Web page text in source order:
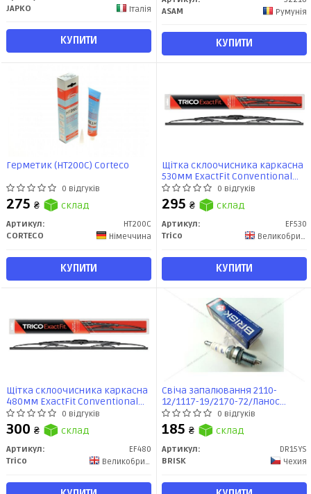
JAPKO
Італія
КУПИТИ
ASAM
Румунія
КУПИТИ
Герметик (HT200C) Corteco
0 відгуків
275 ₴ склад
Артикул:
HT200C
CORTECO
Німеччина
КУПИТИ
Щітка склоочисника каркасна
530мм ExactFit Сonventional
(EF530) TRICO0 відгуків
295 ₴ склад
Артикул:
EF530
Trico
Великобритания
КУПИТИ
Щітка склоочисника каркасна
480мм ExactFit Сonventional
(EF480) TRICO0 відгуків
300 ₴ склад
Артикул:
EF480
Trico
Великобритания
Свіча запалювання 2110-
12/1117-19/2170-72/Ланос
(16кл) інж (зазор 0,7мм) з
резистором (п/газ)(ключ 16) (к-
т 4 шт) SILVER BRISK (DR15YS)
BRISK
0 відгуків
185 ₴ склад
Артикул:
DR15YS
BRISK
Чехия